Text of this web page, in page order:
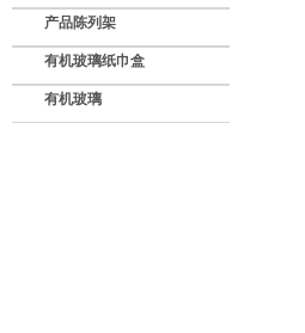
产品陈列架
有机玻璃纸巾盒
有机玻璃